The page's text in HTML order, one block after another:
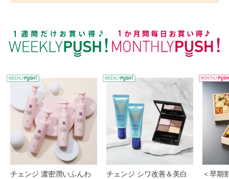
WEEKLY PUSH
チェンジ 濃密潤いふんわ
チェンジ シワ改善＆美白
＜早期